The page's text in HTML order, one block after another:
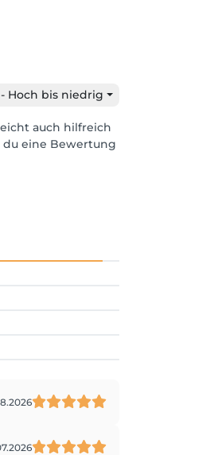
Hoch bis niedrig
auch hilfreich
eine Bewertung